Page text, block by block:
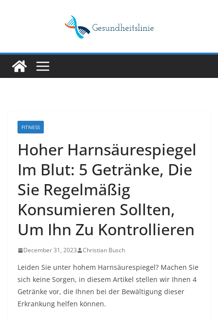
FITNESS
Hoher Harnsäurespiegel
Im Blut: 5 Getränke, Die
Sie Regelmäßig
Konsumieren Sollten,
Um Ihn Zu Kontrollieren
December 31, 2023 Christian Busch
Leiden Sie unter hohem Harnsäurespiegel? Machen Sie
sich keine Sorgen, in diesem Artikel stellen wir Ihnen 4
Getränke vor, die Ihnen bei der Bewältigung dieser
Erkrankung helfen können.